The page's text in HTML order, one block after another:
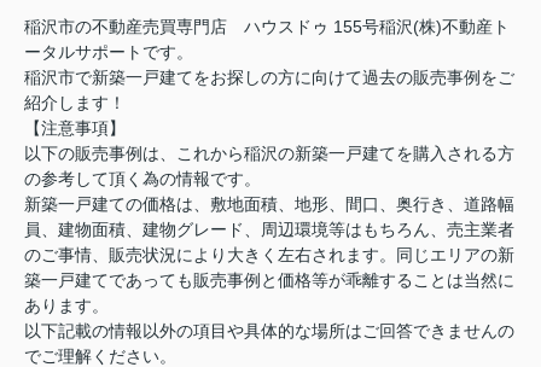
稲沢市の不動産売買専門店 ハウスドゥ 155号稲沢(株)不動産ト
ータルサポートです。
稲沢市で新築一戸建てをお探しの方に向けて過去の販売事例をご
紹介します！
【注意事項】
以下の販売事例は、これから稲沢の新築一戸建てを購入される方
の参考して頂く為の情報です。
新築一戸建ての価格は、敷地面積、地形、間口、奥行き、道路幅
員、建物面積、建物グレード、周辺環境等はもちろん、売主業者
のご事情、販売状況により大きく左右されます。同じエリアの新
築一戸建てであっても販売事例と価格等が乖離することは当然に
あります。
以下記載の情報以外の項目や具体的な場所はご回答できませんの
でご理解ください。